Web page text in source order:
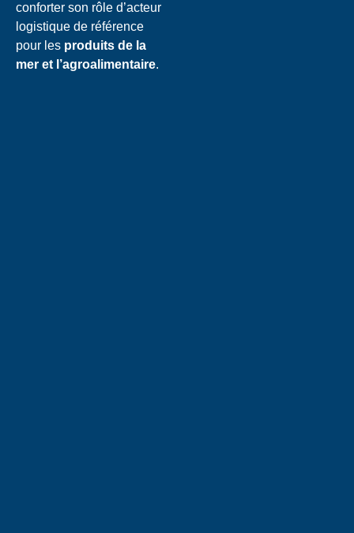
conforter son rôle d’acteur
logistique de référence
pour les produits de la
mer et l’agroalimentaire.